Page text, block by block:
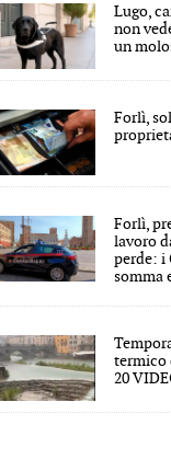
Lugo,
non
un
Forlì,
Forlì,
lavoro
perde: i
somma
termico
20